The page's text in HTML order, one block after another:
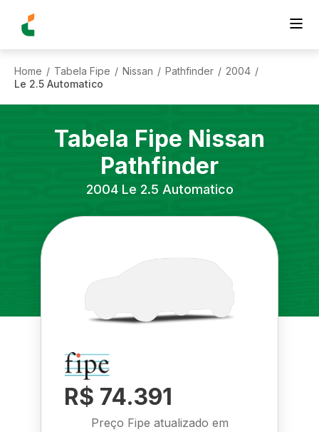
Home / Tabela Fipe / Nissan / Pathfinder / 2004 /
Le 2.5 Automatico
Tabela Fipe Nissan
Pathfinder
2004 Le 2.5 Automatico
R$ 74.391
Preço Fipe atualizado em